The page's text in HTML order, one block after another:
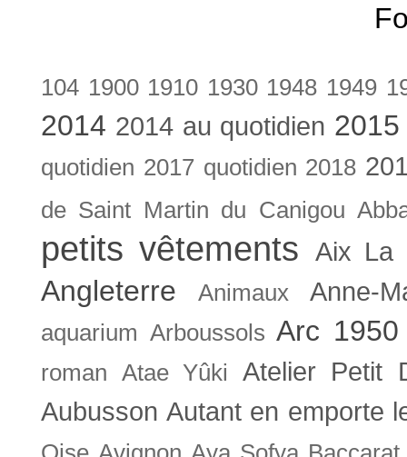
104 1900 1910 1930 1948 1949
2014 2014 au quotidien
quotidien 2017 quotidien 2018
de Saint Martin du Canigou
petits vêtements Aix La
Angleterre Animaux Anne-
aquarium Arboussols Arc 1950
roman Atae Yûki
Atelier Petit
Aubusson Autant en emporte